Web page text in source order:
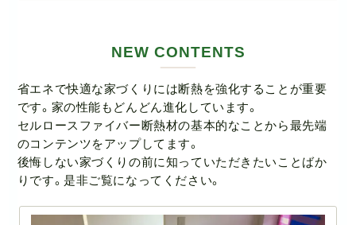
NEW CONTENTS
省エネで快適な家づくりには断熱を強化することが重要
です。家の性能もどんどん進化しています。
セルロースファイバー断熱材の基本的なことから最先端
のコンテンツをアップしてます。
後悔しない家づくりの前に知っていただきたいことばか
りです。是非ご覧になってください。